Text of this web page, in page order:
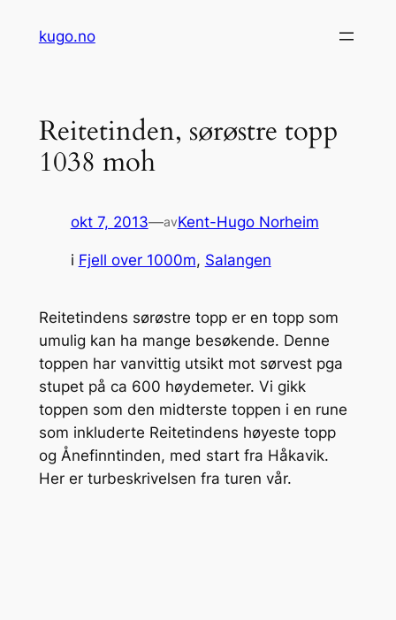
kugo.no
Reitetinden, sørøstre topp
1038 moh
okt 7, 2013—avKent-Hugo Norheim
i Fjell over 1000m, Salangen
Reitetindens sørøstre topp er en topp som
umulig kan ha mange besøkende. Denne
toppen har vanvittig utsikt mot sørvest pga
stupet på ca 600 høydemeter. Vi gikk
toppen som den midterste toppen i en rune
som inkluderte Reitetindens høyeste topp
og Ånefinntinden, med start fra Håkavik.
Her er turbeskrivelsen fra turen vår.